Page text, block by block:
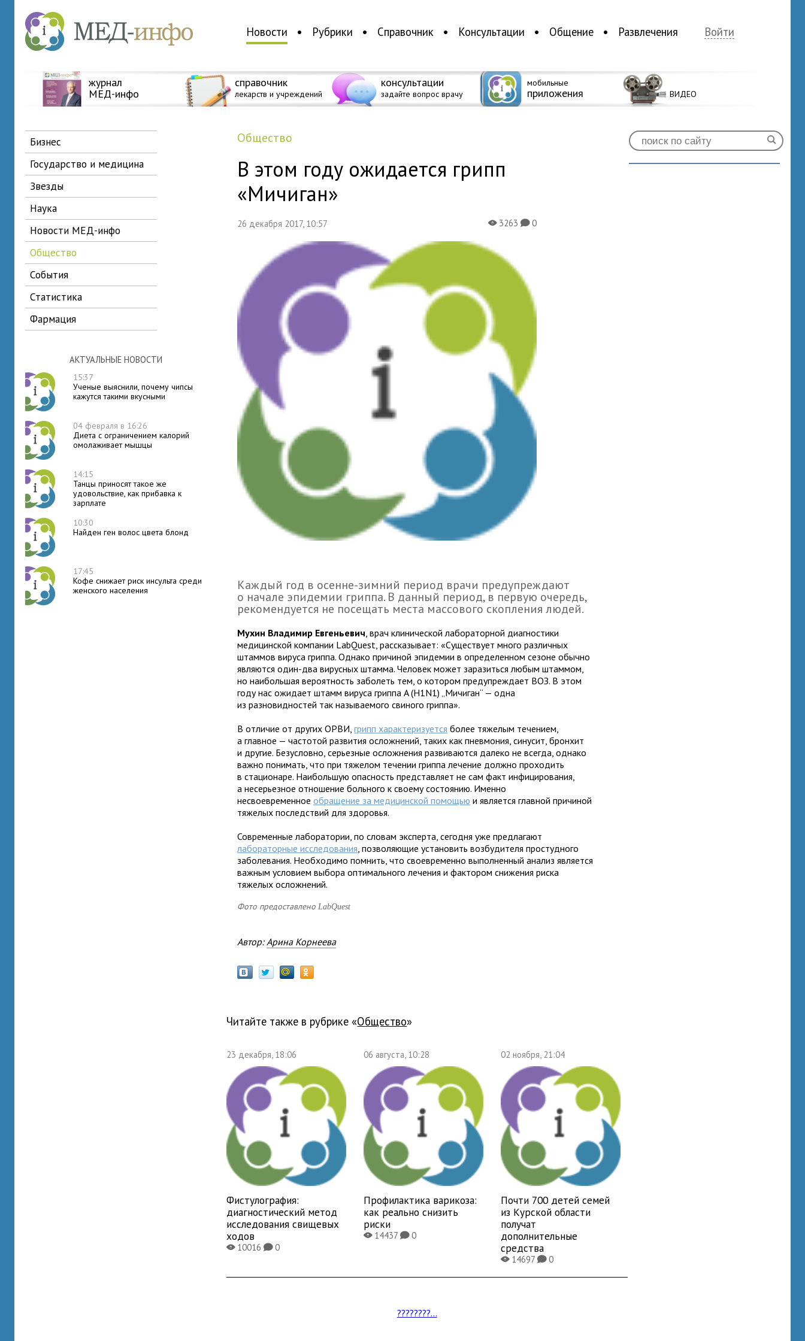
Новости Рубрики Справочник Консультации Общение Развлечения Войти
журнал
МЕД-инфо
справочник
лекарств и учреждений
консультации
задайте вопрос врачу
мобильные
приложения ВИДЕО
бизнес
государство и медицина
звезды
наука
новости МЕД-инфо
общество
события
статистика
фармация
АКТУАЛЬНЫЕ НОВОСТИ
15:37
Ученые выяснили, почему чипсы
кажутся такими вкусными
04 февраля в 16:26
Диета с ограничением калорий
омолаживает мышцы
14:15
Танцы приносят такое же
удовольствие, как прибавка к
зарплате
10:30
Найден ген волос цвета блонд
17:45
Кофе снижает риск инсульта среди
женского населения
общество
В этом году ожидается грипп
«Мичиган»
26 декабря 2017, 10:57 X3263K0
Каждый год в осенне-зимний период врачи предупреждают
о начале эпидемии гриппа. В данный период, в первую очередь,
рекомендуется не посещать места массового скопления людей.
Мухин Владимир Евгеньевич, врач клинической лабораторной диагностики
медицинской компании LabQuest, рассказывает: «Существует много различных
штаммов вируса гриппа. Однако причиной эпидемии в определенном сезоне обычно
являются один-два вирусных штамма. Человек может заразиться любым штаммом,
но наибольшая вероятность заболеть тем, о котором предупреждает ВОЗ. В этом
году нас ожидает штамм вируса гриппа A (H1N1) „Мичиган“ — одна
из разновидностей так называемого свиного гриппа».
В отличие от других ОРВИ,грипп характеризуется более тяжелым течением,
а главное — частотой развития осложнений, таких как пневмония, синусит, бронхит
и другие. Безусловно, серьезные осложнения развиваются далеко не всегда, однако
важно понимать, что при тяжелом течении гриппа лечение должно проходить
в стационаре. Наибольшую опасность представляет не сам факт инфицирования,
а несерьезное отношение больного к своему состоянию. Именно
несвоевременноеобращение за медицинской помощью и является главной причиной
тяжелых последствий для здоровья.
Современные лаборатории, по словам эксперта, сегодня уже предлагают
лабораторные исследования, позволяющие установить возбудителя простудного
заболевания. Необходимо помнить, что своевременно выполненный анализ является
важным условием выбора оптимального лечения и фактором снижения риска
тяжелых осложнений.
Фото предоставленоLabQuest
Автор:Арина Корнеева
Читайте также в рубрике « общество»
23 декабря, 18:06
Фистулография:
диагностический метод
исследования свищевых
ходов
X10016K0
06 августа, 10:28
Профилактика варикоза:
как реально снизить
риски
X14437K0
02 ноября, 21:04
Почти 700 детей семей
из Курской области
получат
дополнительные
средства
X14697K0
????????...